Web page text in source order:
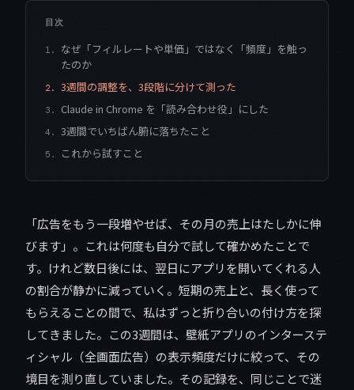
目次
1.
なぜ「フィルレートや単価」ではなく「頻度」を触っ
たのか
2. 3週間の調整を、3段階に分けて測った
3. Claude in Chrome を「読み合わせ役」にした
4. 3週間でいちばん腑に落ちたこと
5. これから試すこと
「広告をもう一段増やせば、その月の売上はたしかに伸
びます」。これは何度も自分で試して確かめたことで
す。けれど数日後には、翌日にアプリを開いてくれる人
の割合が静かに減っていく。短期の売上と、長く使って
もらえることの間で、私はずっと折り合いの付け方を探
してきました。この3週間は、壁紙アプリのインターステ
ィシャル（全画面広告）の表示頻度だけに絞って、その
境目を測り直していました。その記録を、同じことで迷